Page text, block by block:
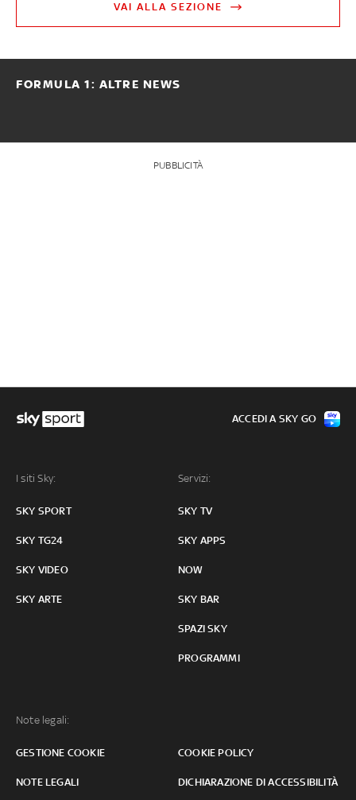
VAI ALLA SEZIONE
FORMULA 1: ALTRE NEWS
PUBBLICITÀ
I siti Sky:
SKY SPORT
SKY TG24
SKY VIDEO
SKY ARTE
Servizi:
SKY TV
SKY APPS
NOW
SKY BAR
SPAZI SKY
PROGRAMMI
Note legali:
GESTIONE COOKIE COOKIE POLICY
NOTE LEGALI DICHIARAZIONE DI ACCESSIBILITÀ
ACCEDI A SKY GO